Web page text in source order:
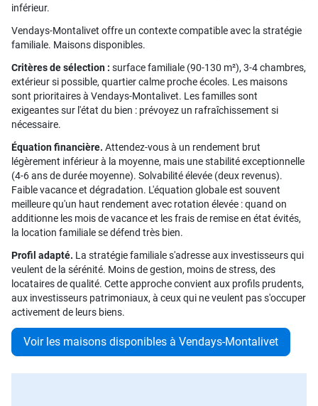
inférieur.
Vendays-Montalivet offre un contexte compatible avec la stratégie
familiale. Maisons disponibles.
Critères de sélection : surface familiale (90-130 m²), 3-4 chambres,
extérieur si possible, quartier calme proche écoles. Les maisons
sont prioritaires à Vendays-Montalivet. Les familles sont
exigeantes sur l'état du bien : prévoyez un rafraîchissement si
nécessaire.
Équation financière. Attendez-vous à un rendement brut
légèrement inférieur à la moyenne, mais une stabilité exceptionnelle
(4-6 ans de durée moyenne). Solvabilité élevée (deux revenus).
Faible vacance et dégradation. L'équation globale est souvent
meilleure qu'un haut rendement avec rotation élevée : quand on
additionne les mois de vacance et les frais de remise en état évités,
la location familiale se défend très bien.
Profil adapté. La stratégie familiale s'adresse aux investisseurs qui
veulent de la sérénité. Moins de gestion, moins de stress, des
locataires de qualité. Cette approche convient aux profils prudents,
aux investisseurs patrimoniaux, à ceux qui ne veulent pas s'occuper
activement de leurs biens.
Voir les maisons disponibles à Vendays-Montalivet